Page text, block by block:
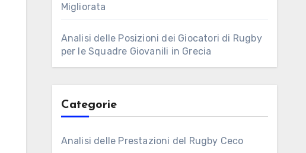
Migliorata
Analisi delle Posizioni dei Giocatori di Rugby
per le Squadre Giovanili in Grecia
Categorie
Analisi delle Prestazioni del Rugby Ceco